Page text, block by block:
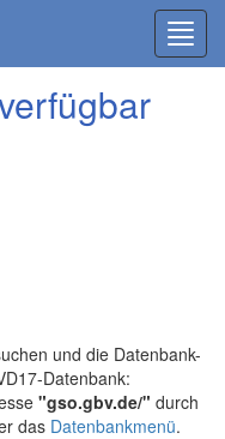
und die Datenbank-
Datenbank:
"gso.gbv.de/" durch
das Datenbankmenü.